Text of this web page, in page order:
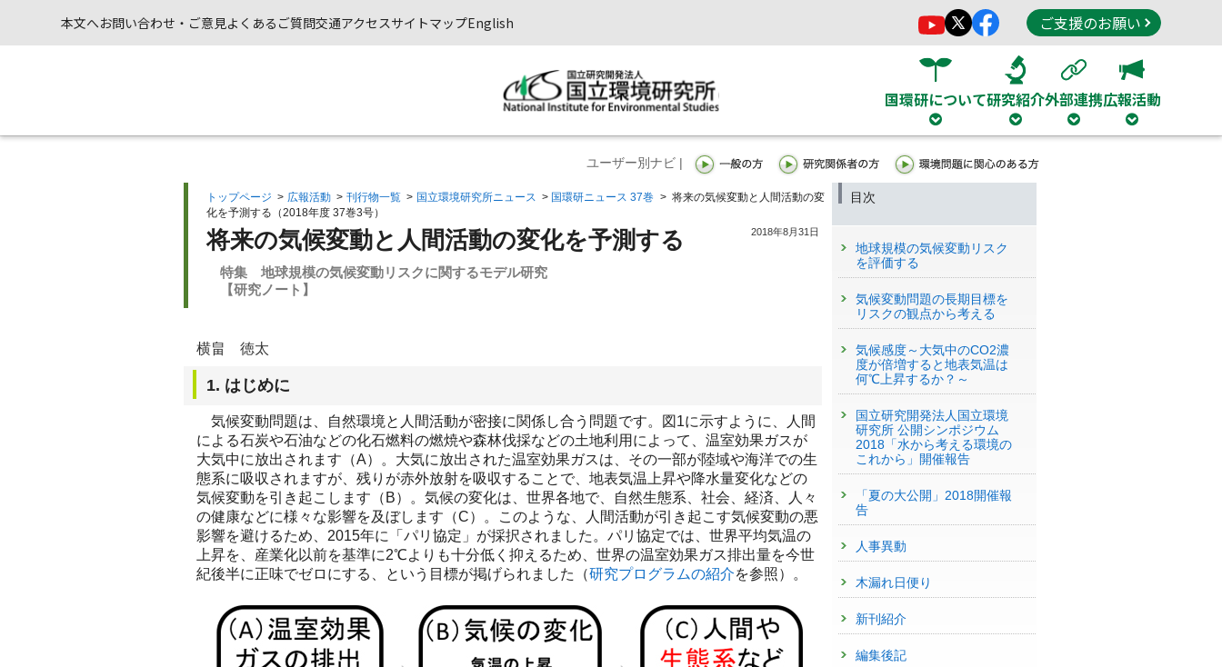
本文へお問い合わせ・ご意見よくあるご質問交通アクセスサイトマップEnglish ご支援のお願い
国環研について研究紹介外部連携広報活動
ユーザー別ナビ |
トップページ > 広報活動 > 刊行物一覧 > 国立環境研究所ニュース > 国環研ニュース 37巻 > 将来の気候変動と人間活動の変
化を予測する（2018年度 37巻3号）
2018年8月31日
将来の気候変動と人間活動の変化を予測する
特集 地球規模の気候変動リスクに関するモデル研究
【研究ノート】
横畠 徳太
1. はじめに
気候変動問題は、自然環境と人間活動が密接に関係し合う問題です。図1に示すように、人間
による石炭や石油などの化石燃料の燃焼や森林伐採などの土地利用によって、温室効果ガスが
大気中に放出されます（A）。大気に放出された温室効果ガスは、その一部が陸域や海洋での生
態系に吸収されますが、残りが赤外放射を吸収することで、地表気温上昇や降水量変化などの
気候変動を引き起こします（B）。気候の変化は、世界各地で、自然生態系、社会、経済、人々
の健康などに様々な影響を及ぼします（C）。このような、人間活動が引き起こす気候変動の悪
影響を避けるため、2015年に「パリ協定」が採択されました。パリ協定では、世界平均気温の
上昇を、産業化以前を基準に2℃よりも十分低く抑えるため、世界の温室効果ガス排出量を今世
紀後半に正味でゼロにする、という目標が掲げられました（研究プログラムの紹介を参照）。
目次
地球規模の気候変動リスク
を評価する
気候変動問題の長期目標を
リスクの観点から考える
気候感度～大気中のCO2濃
度が倍増すると地表気温は
何℃上昇するか？～
国立研究開発法人国立環境
研究所 公開シンポジウム
2018「水から考える環境の
これから」開催報告
「夏の大公開」2018開催報
告
人事異動
木漏れ日便り
新刊紹介
編集後記